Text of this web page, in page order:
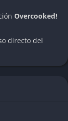
presenta
botes que se
la capacidad
en que cocinas.
Overcooked!
directo del